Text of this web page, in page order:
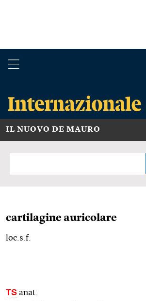
IL NUOVO DE MAURO
cartilagine auricolare
loc.s.f.
TS anat.